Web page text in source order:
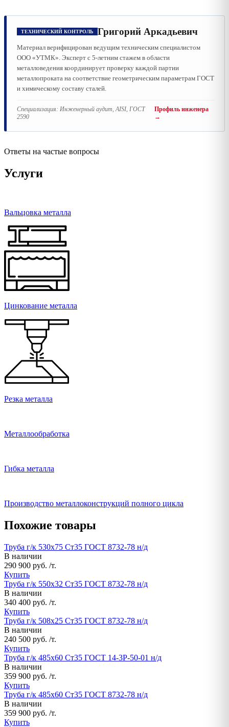
ТЕХНИЧЕСКИЙ КОНТРОЛЬ Григорий Аркадьевич
Материал верифицирован ведущим техническим специалистом
ООО «УТМК». Эксперт с 5-летним стажем в области
металловедения координирует проверку каждой партии
металлопроката на соответствие геометрическим параметрам ГОСТ
и химическому составу сталей.
Специализация: Инженерный аудит, AISI, ГОСТ
2590
Профиль инженера
→
Ответы на частые вопросы
Услуги
Вальцовка металла
Цинкование металла
Резка металла
Металлообработка
Гибка металла
Производство металлоконструкций полного цикла
Похожие товары
Труба г/к 530х75 Ст35 ГОСТ 8732-78 н/д
В наличии
290 900 руб. /т.
Купить
Труба г/к 550х32 Ст35 ГОСТ 8732-78 н/д
В наличии
340 400 руб. /т.
Купить
Труба г/к 508х25 Ст35 ГОСТ 8732-78 н/д
В наличии
240 500 руб. /т.
Купить
Труба г/к 485х60 Ст35 ГОСТ 14-3Р-50-01 н/д
В наличии
359 900 руб. /т.
Купить
Труба г/к 485х60 Ст35 ГОСТ 8732-78 н/д
В наличии
359 900 руб. /т.
Купить